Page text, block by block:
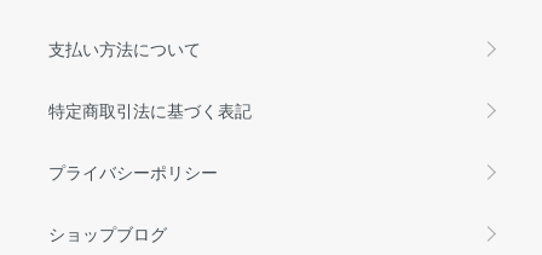
支払い方法について
特定商取引法に基づく表記
プライバシーポリシー
ショップブログ